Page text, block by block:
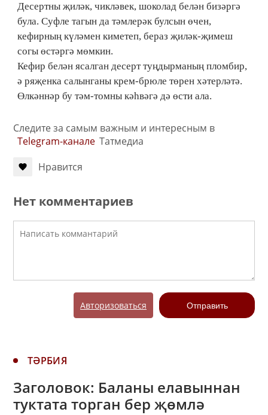
Десертны җиләк, чикләвек, шоколад белән бизәргә
була. Суфле тагын да тәмлерәк булсын өчен,
кефирның күләмен киметеп, бераз җиләк-җимеш
согы өстәргә мөмкин.
Кефир белән ясалган десерт туңдырманың пломбир,
ә ряҗенка салынганы крем-брюле төрен хәтерләтә.
Өлкәннәр бу тәм-томны кәһвәгә дә өсти ала.
Следите за самым важным и интересным в
Telegram-канале Татмедиа
Нравится
Нет комментариев
Авторизоваться Отправить
ТӘРБИЯ
Заголовок: Баланы елавыннан
туктата торган бер җөмлә